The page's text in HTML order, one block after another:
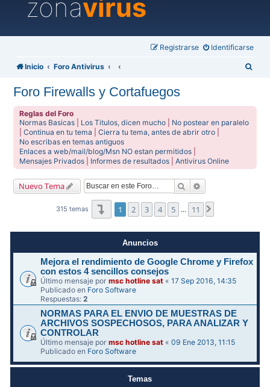
zonavirus
Identificarse
Registrarse
Inicio Foro Antivirus
Foro Firewalls y Cortafuegos
Reglas del Foro
Normas Basicas
Los Titulos, dicen mucho
No postear en paralelo
|Continua en tu tema |Cierra tu tema, antes de abrir otro
No escribas en temas antiguos
Enlaces a web/mail/blog/Msn NO estan permitidos
Mensajes Privados
Informes de resultados |Antivirus Online
Nuevo Tema Buscar
315 temas Página1de11
1 2 3 4 5 … 11
Anuncios
Mejora el rendimiento de Google Chrome y Firefox
con estos 4 sencillos consejos
Último mensaje pormsc hotline sat «17 Sep 2016, 14:35
Publicado en Foro Software
Respuestas:2
NORMAS PARA EL ENVIO DE MUESTRAS DE
ARCHIVOS SOSPECHOSOS, PARA ANALIZAR Y
CONTROLAR
Último mensaje pormsc hotline sat «09 Ene 2013, 11:15
Publicado en Foro Software
Temas